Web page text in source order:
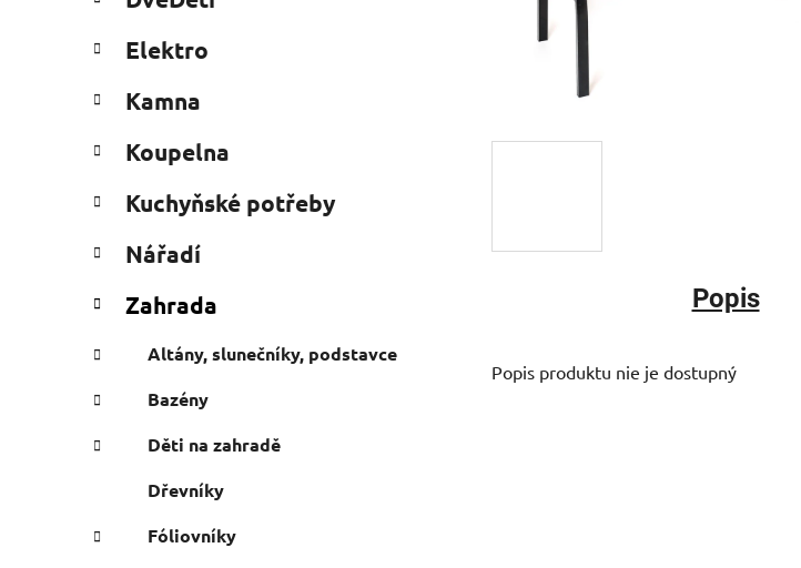
n
e
e
ó
i
Elektro
Kamna
Koupelna
Kuchyňské potřeby
Nářadí
Zahrada
Altány, slunečníky, podstavce
Bazény
Děti na zahradě
Dřevníky
Fóliovníky
Popis
Popis produktu nie je dostupný